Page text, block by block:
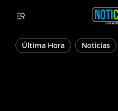
Última Hora Noticias